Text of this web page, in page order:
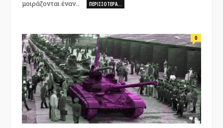
μοιράζονται έναν…
ΠΕΡΙΣΣΌΤΕΡΑ…
0